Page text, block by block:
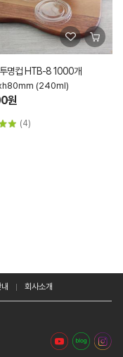
명컵 HTB-8 1000개
(240ml)
원
(4)
회사소개